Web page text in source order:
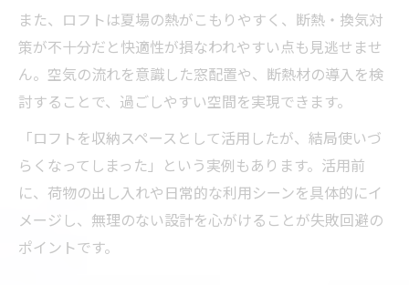
また、ロフトは夏場の熱がこもりやすく、断熱・換気対
策が不十分だと快適性が損なわれやすい点も見逃せませ
ん。空気の流れを意識した窓配置や、断熱材の導入を検
討することで、過ごしやすい空間を実現できます。
「ロフトを収納スペースとして活用したが、結局使いづ
らくなってしまった」という実例もあります。活用前
に、荷物の出し入れや日常的な利用シーンを具体的にイ
メージし、無理のない設計を心がけることが失敗回避の
ポイントです。